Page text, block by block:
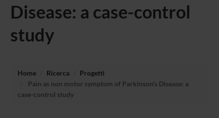
Disease: a case-control
study
Home Ricerca
Progetti
Pain as non motor symptom of Parkinson's Disease: a
case-control study